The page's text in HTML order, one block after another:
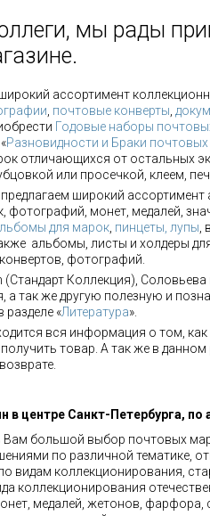
мы рады
ассортимент
почтовые конверты
Годовые наборы
Разновидности и Браки
отличающихся от остальных
или просечкой, клеем,
широкий ассортимент
фотографий, монет, медалей,
для марок пинцеты, лупы
альбомы, листы и холдеры
фотографий.
Коллекция),
а так же другую полезную и
разделе «Литература».
вся информация о том,
товар. А так же в
в центре Санкт-Петербурга, по
Вам большой выбор почтовых
по различной тематике,
видам коллекционирования,
коллекционирования
медалей, жетонов, фарфора,